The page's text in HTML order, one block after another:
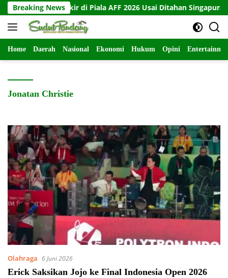
Langsung
ke
konten
Breaking News
Tersingkir di Piala AFF 2026 Usai Ditahan Singapura 1-1
Home Daerah Nasional Ekonomi Hukum Opini
Jonatan Christie
Olahraga 6 Juni 2026
Erick Saksikan Jojo ke Final Indonesia Open 2026